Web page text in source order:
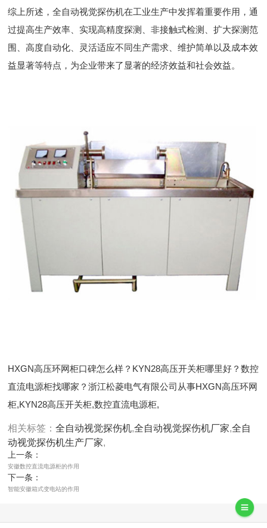
综上所述，全自动视觉探伤机在工业生产中发挥着重要作用，通
过提高生产效率、实现高精度探测、非接触式检测、扩大探测范
围、高度自动化、灵活适应不同生产需求、维护简单以及成本效
益显著等特点，为企业带来了显著的经济效益和社会效益。
HXGN高压环网柜口碑怎么样？KYN28高压开关柜哪里好？数控
直流电源柜找哪家？浙江松菱电气有限公司从事HXGN高压环网
柜,KYN28高压开关柜,数控直流电源柜,
相关标签：全自动视觉探伤机,全自动视觉探伤机厂家,全自
动视觉探伤机生产厂家,
上一条：
安徽数控直流电源柜的作用
下一条：
智能安徽箱式变电站的作用